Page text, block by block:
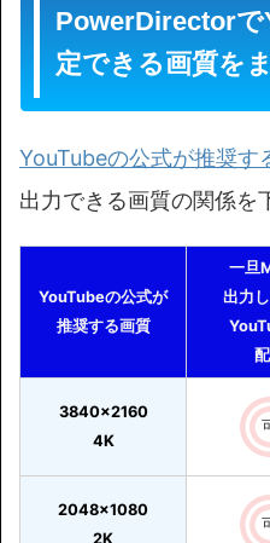
PowerDirectorで
定できる画質を
YouTubeの公式が推奨す
出力できる画質の関係を
YouTubeの公式が
推奨する画質
一旦
出力
3840×2160
4K
2048×1080
2K